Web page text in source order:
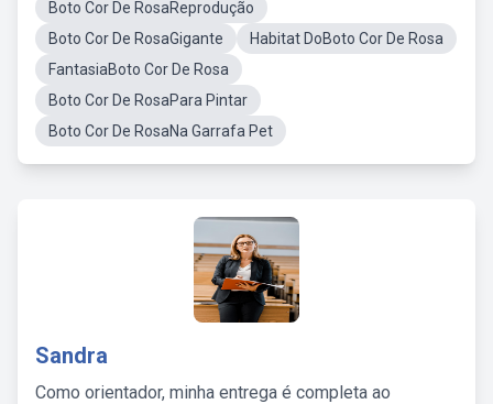
Boto Cor De RosaReprodução
Boto Cor De RosaGigante
Habitat DoBoto Cor De Rosa
FantasiaBoto Cor De Rosa
Boto Cor De RosaPara Pintar
Boto Cor De RosaNa Garrafa Pet
Sandra
Como orientador, minha entrega é completa ao